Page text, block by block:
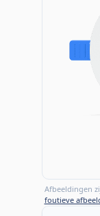
Afbeeldingen
foutieve